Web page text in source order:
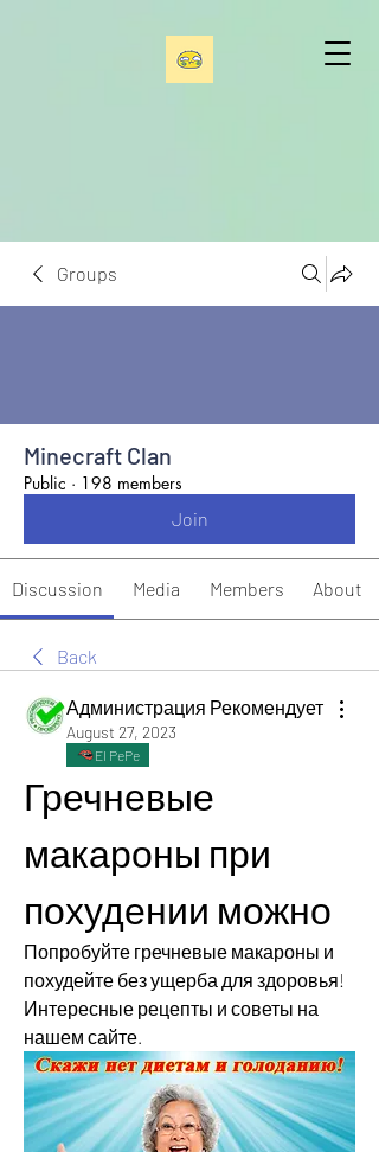
Groups
Minecraft Clan
Public · 198 members
Join
Discussion Media Members About
Back
Администрация Рекомендует
August 27, 2023
El PePe
Гречневые
макароны при
похудении можно
Попробуйте гречневые макароны и
похудейте без ущерба для здоровья!
Интересные рецепты и советы на
нашем сайте.